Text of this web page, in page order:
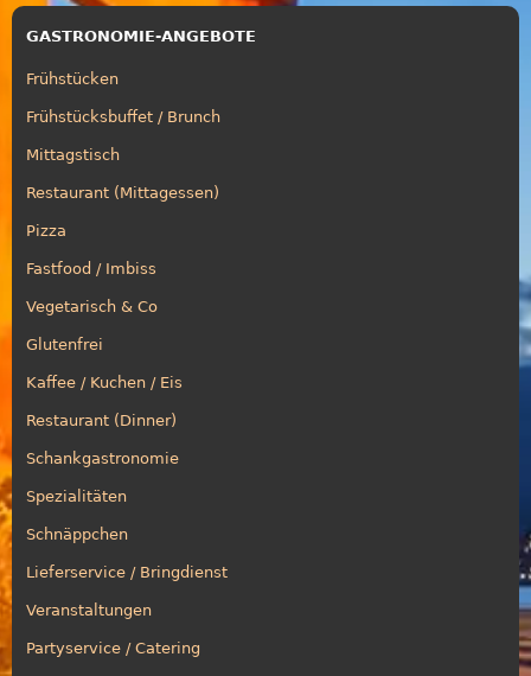
GASTRONOMIE-ANGEBOTE
Frühstücken
Frühstücksbuffet / Brunch
Mittagstisch
Restaurant (Mittagessen)
Pizza
Fastfood / Imbiss
Vegetarisch & Co
Glutenfrei
Kaffee / Kuchen / Eis
Restaurant (Dinner)
Schankgastronomie
Spezialitäten
Schnäppchen
Lieferservice / Bringdienst
Veranstaltungen
Partyservice / Catering